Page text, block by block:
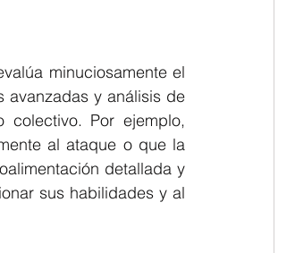
minuciosamente el
avanzadas y análisis de
Por ejemplo,
al ataque o que la
detallada y
sus habilidades y al